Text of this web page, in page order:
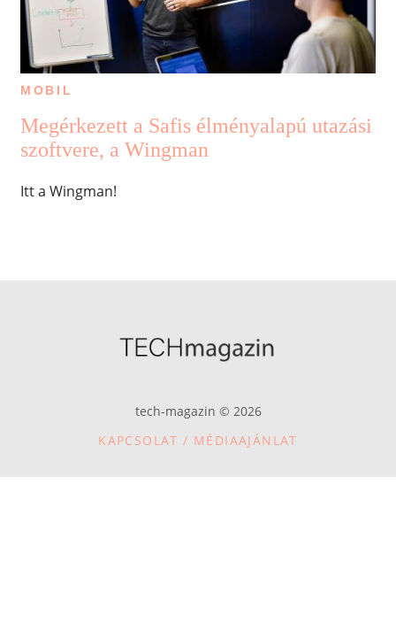
MOBIL
Megérkezett a Safis élményalapú utazási
szoftvere, a Wingman
Itt a Wingman!
tech-magazin © 2026
KAPCSOLAT / MÉDIAAJÁNLAT